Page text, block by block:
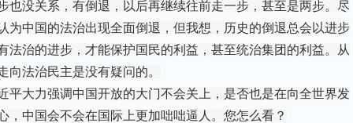
也没关系，有倒退，以后再继续往前走一步，甚至是两步。尽
为中国的法治出现全面倒退，但我想，历史的倒退总会以进步
法治的进步，才能保护国民的利益，甚至统治集团的利益。从
向法治民主是没有疑问的。
平大力强调中国开放的大门不会关上，是否也是在向全世界发
，中国会不会在国际上更加咄咄逼人。您怎么看？